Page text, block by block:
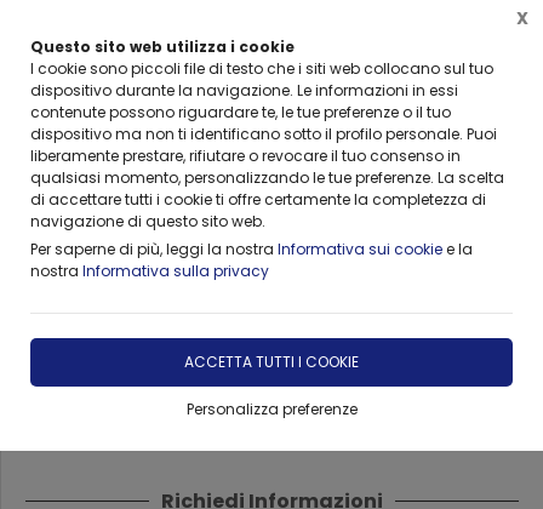
Questo sito web utilizza i cookie
I cookie sono piccoli file di testo che i siti web collocano sul tuo
dispositivo durante la navigazione. Le informazioni in essi
contenute possono riguardare te, le tue preferenze o il tuo
dispositivo ma non ti identificano sotto il profilo personale. Puoi
liberamente prestare, rifiutare o revocare il tuo consenso in
qualsiasi momento, personalizzando le tue preferenze. La scelta
di accettare tutti i cookie ti offre certamente la completezza di
navigazione di questo sito web.
Per saperne di più, leggi la nostra Informativa sui cookiee la
nostra Informativa sulla privacy
ACCETTA TUTTI I COOKIE
Personalizza preferenze
X
Home Forniture VISMARA ARREDO BEAUTY & SPA Accessori e Sedute Vismara
Piastra Vismara Hot
-10,00%
€ 330,75
Richiedi Informazioni